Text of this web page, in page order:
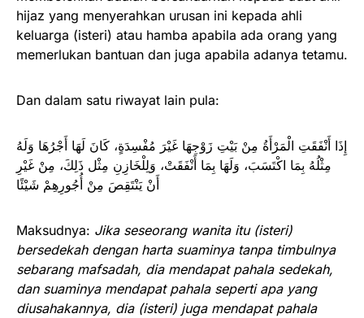
hijaz yang menyerahkan urusan ini kepada ahli
keluarga (isteri) atau hamba apabila ada orang yang
memerlukan bantuan dan juga apabila adanya tetamu.
Dan dalam satu riwayat lain pula:
إِذَا أَنْفَقَتِ الْمَرْأَةُ مِنْ بَيْتِ زَوْجِهَا غَيْرَ مُفْسِدَةٍ، كَانَ لَهَا أَجْرُهَا وَلَهُ
مِثْلُهُ بِمَا اكْتَسَبَ، وَلَهَا بِمَا أَنْفَقَتْ، وَلِلْخَازِنِ مِثْل ذَلِكَ، مِنْ غَيْرِ
أَنْ يَنْتَقِصَ مِنْ أُجُورِهِمْ شَيْئًا
Maksudnya: Jika seseorang wanita itu (isteri)
bersedekah dengan harta suaminya tanpa timbulnya
sebarang mafsadah, dia mendapat pahala sedekah,
dan suaminya mendapat pahala seperti apa yang
diusahakannya, dia (isteri) juga mendapat pahala